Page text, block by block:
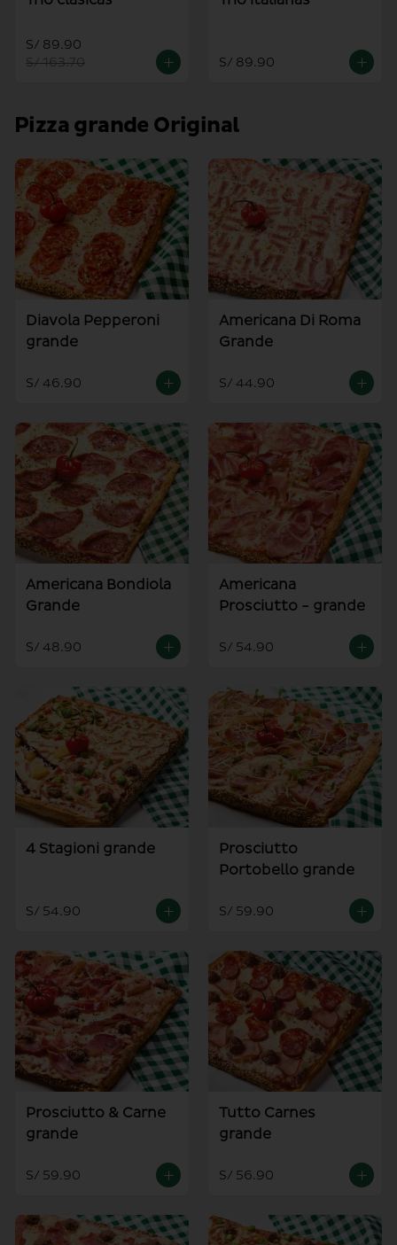
S/ 89.90
S/ 163.70
S/ 89.90
Pizza grande Original
Diavola Pepperoni
grande
S/ 46.90
Americana Di Roma
Grande
S/ 44.90
Americana Bondiola
Grande
S/ 48.90
Americana
Prosciutto - grande
S/ 54.90
4 Stagioni grande
S/ 54.90
Prosciutto
Portobello grande
S/ 59.90
Prosciutto & Carne
grande
S/ 59.90
Tutto Carnes
grande
S/ 56.90